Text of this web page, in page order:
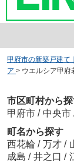
甲府市の新築戸建て
ア > ウエルシア甲府
市区町村から
甲府市 / 中央市
町名から探す
西花輪 / 万才 /
成島 / 井之口 /